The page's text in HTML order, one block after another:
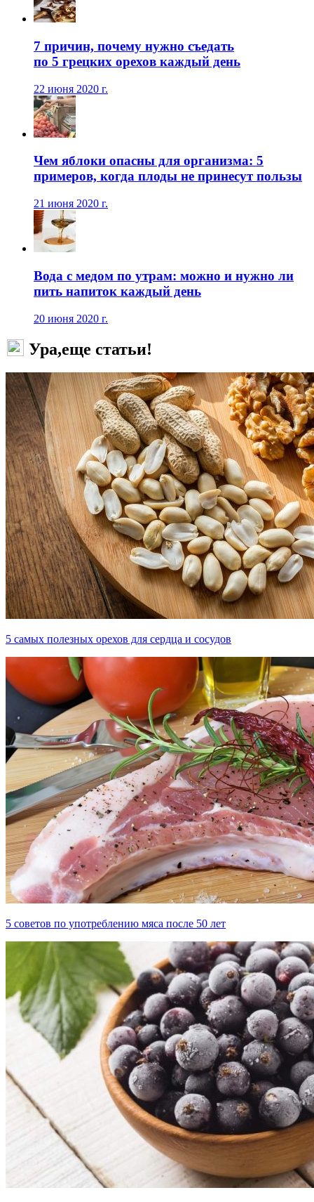
7 причин, почему нужно съедать
по 5 грецких орехов каждый день
22 июня 2020 г.
Чем яблоки опасны для организма: 5
примеров, когда плоды не принесут пользы
21 июня 2020 г.
Вода с медом по утрам: можно и нужно ли
пить напиток каждый день
20 июня 2020 г.
Ура,еще статьи!
5 самых полезных орехов для сердца и сосудов
5 советов по употреблению мяса после 50 лет